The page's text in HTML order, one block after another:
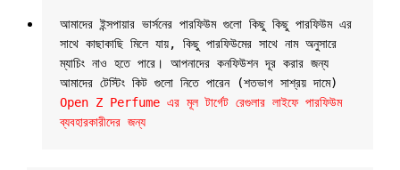
আমাদের ইন্সপায়ার ভার্সনের পারফিউম গুলো কিছু কিছু পারফিউম এর
সাথে কাছাকাছি মিলে যায়, কিছু পারফিউমের সাথে নাম অনুসারে
ম্যাচিং নাও হতে পারে। আপনাদের কনফিউশন দূর করার জন্য
Open Z Perfume এর মূল টার্গেট রেগুলার লাইফে পারফিউম
ব্যবহারকারীদের জন্য